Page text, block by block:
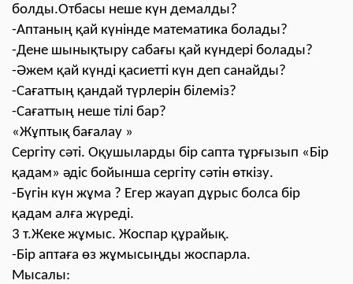
болды.Отбасы неше күн демалды?
-Аптаның қай күнінде математика болады?
-Дене шынықтыру сабағы қай күндері болады?
-Әжем қай күнді қасиетті күн деп санайды?
-Сағаттың қандай түрлерін білеміз?
-Сағаттың неше тілі бар?
«Жұптық бағалау »
Сергіту сәті. Оқушыларды бір сапта тұрғызып «Бір
қадам» әдіс бойынша сергіту сәтін өткізу.
-Бүгін күн жұма ? Егер жауап дұрыс болса бір
қадам алға жүреді.
3 т.Жеке жұмыс. Жоспар құрайық.
-Бір аптаға өз жұмысыңды жоспарла.
Мысалы: